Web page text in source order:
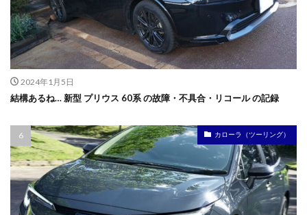
2024年1月5日
結構あるね… 新型 プリウス 60系 の故障・不具合・リコール の記録
カローラ（ツーリング）